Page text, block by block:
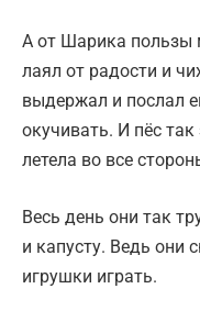
А от Шарика пользы
лаял от радости и
выдержал и послал
окучивать. И пёс
летела во все
Весь день они так
и капусту. Ведь они
игрушки играть.